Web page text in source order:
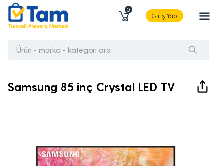
0
Giriş Yap
Samsung 85 inç Crystal LED TV